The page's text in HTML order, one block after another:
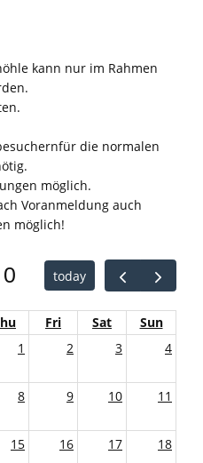
kann nur im Rahmen
die normalen
möglich.
Voranmeldung auch
möglich!
today
Fri Sat
Sun
1 2 3 4
8 9 10 11
15 16 17 18